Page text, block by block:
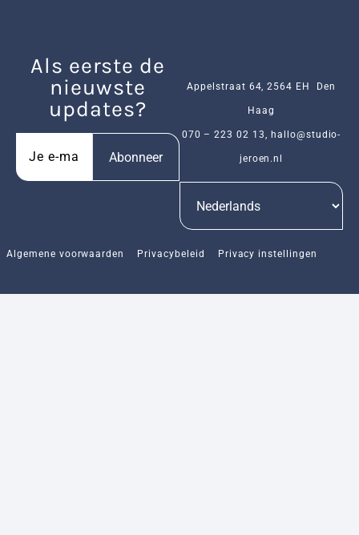
Als eerste de
nieuwste
updates?
Abonneer
Appelstraat 64, 2564 EH Den
Haag
070 – 223 02 13 hallo@studio-
jeroen.nl
Algemene voorwaarden Privacybeleid Privacy instellingen